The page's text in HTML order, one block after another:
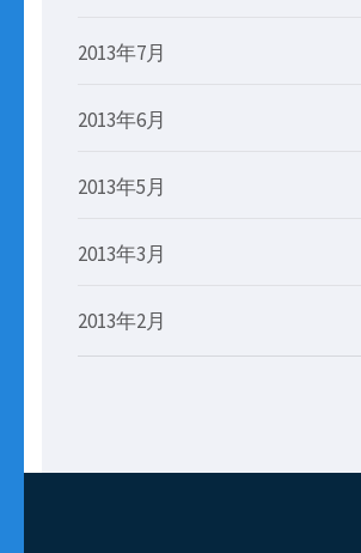
2013年7月
2013年6月
2013年5月
2013年3月
2013年2月